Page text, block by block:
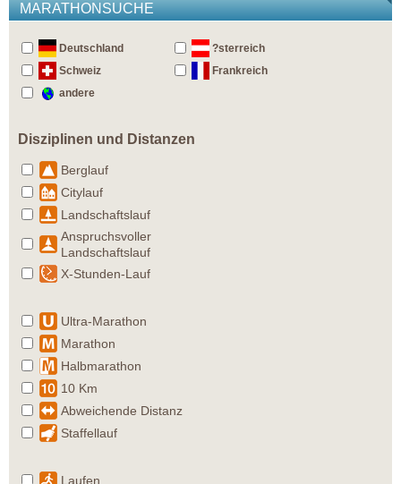
MARATHONSUCHE
Deutschland
?sterreich
Schweiz
Frankreich
andere
Disziplinen und Distanzen
Berglauf
Citylauf
Landschaftslauf
Anspruchsvoller
Landschaftslauf
X-Stunden-Lauf
Ultra-Marathon
Marathon
Halbmarathon
10 Km
Abweichende Distanz
Staffellauf
Laufen